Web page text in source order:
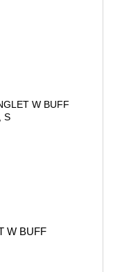
W BUFF